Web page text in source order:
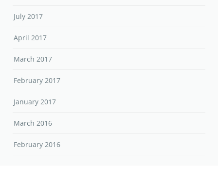
July 2017
April 2017
March 2017
February 2017
January 2017
March 2016
February 2016